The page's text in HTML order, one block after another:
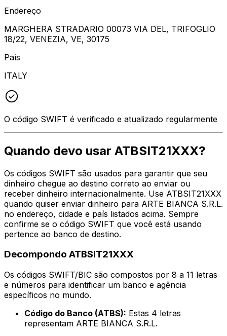
Endereço
MARGHERA STRADARIO 00073 VIA DEL, TRIFOGLIO
18/22, VENEZIA, VE, 30175
País
ITALY
O código SWIFT é verificado e atualizado regularmente
Quando devo usar ATBSIT21XXX?
Os códigos SWIFT são usados para garantir que seu
dinheiro chegue ao destino correto ao enviar ou
receber dinheiro internacionalmente. Use ATBSIT21XXX
quando quiser enviar dinheiro para ARTE BIANCA S.R.L.
no endereço, cidade e país listados acima. Sempre
confirme se o código SWIFT que você está usando
pertence ao banco de destino.
Decompondo ATBSIT21XXX
Os códigos SWIFT/BIC são compostos por 8 a 11 letras
e números para identificar um banco e agência
específicos no mundo.
Código do Banco (ATBS): Estas 4 letras
representam ARTE BIANCA S.R.L.